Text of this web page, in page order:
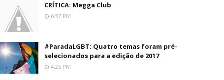
CRÍTICA: Megga Club
6:37 PM
#ParadaLGBT: Quatro temas foram pré-
selecionados para a edição de 2017
4:25 PM